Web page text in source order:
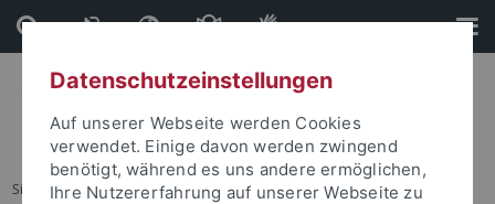
Direkt
zum
Inhalt
Direkt
zur
Fußleiste
Sie sind hier: Startseite
Datenschutzeinstellungen
Auf unserer Webseite werden Cookies
verwendet. Einige davon werden zwingend
benötigt, während es uns andere ermöglichen,
Ihre Nutzererfahrung auf unserer Webseite zu